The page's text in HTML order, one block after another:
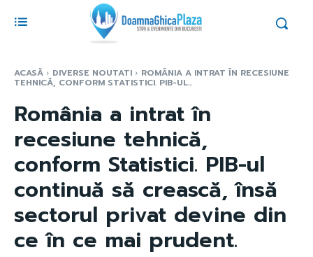
ACASĂ DIVERSE NOUTATI ROMÂNIA A INTRAT ÎN RECESIUNE
TEHNICĂ, CONFORM STATISTICI. PIB-UL...
România a intrat în
recesiune tehnică,
conform Statistici. PIB-ul
continuă să crească, însă
sectorul privat devine din
ce în ce mai prudent.